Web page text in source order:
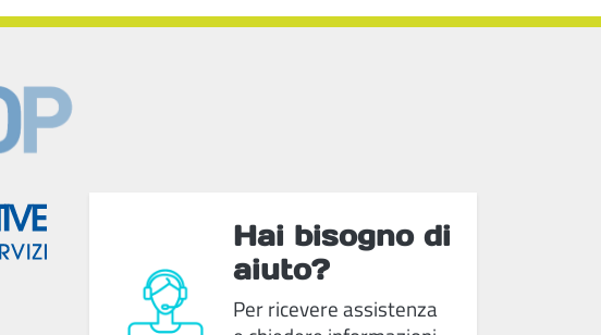
Hai bisogno di
aiuto?
Per ricevere assistenza